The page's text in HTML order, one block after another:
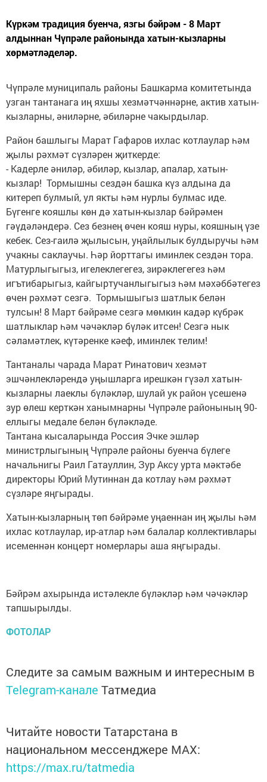
Күркәм традиция буенча, язгы бәйрәм - 8 Март
алдыннан Чүпрәле районында хатын-кызларны
хөрмәтләделәр.
Чүпрәле муниципаль районы Башкарма комитетында
узган тантанага иң яхшы хезмәтчәннәрне, актив хатын-
кызларны, әниләрне, әбиләрне чакырдылар.
Район башлыгы Марат Гафаров ихлас котлаулар һәм
җылы рәхмәт сүзләрен җиткерде:
- Кадерле әниләр, әбиләр, кызлар, апалар, хатын-
кызлар! Тормышны сездән башка күз алдына да
китереп булмый, ул якты һәм нурлы булмас иде.
Бүгенге кояшлы көн дә хатын-кызлар бәйрәмен
гәүдәләндерә. Сез безнең өчен кояш нуры, кояшның үзе
кебек. Сез-гаилә җылысын, уңайлылык булдыручы һәм
учакны саклаучы. Һәр йорттагы иминлек сездән тора.
Матурлыгыгыз, игелеклегегез, зирәклегегез һәм
игътибарыгыз, кайгыртучанлыгыгыз һәм мәхәббәтегез
өчен рәхмәт сезгә. Тормышыгыз шатлык белән
тулсын! 8 Март бәйрәме сезгә мөмкин кадәр күбрәк
шатлыклар һәм чәчәкләр бүләк итсен! Сезгә нык
сәламәтлек, күтәренке кәеф, иминлек телим!
Тантаналы чарада Марат Ринатович хезмәт
эшчәнлекләрендә уңышларга ирешкән гүзәл хатын-
кызларны лаеклы бүләкләр, шулай ук район үсешенә
зур өлеш керткән ханымнарны Чүпрәле районының 90-
еллыгы медале белән бүләкләде.
Тантана кысаларында Россия Эчке эшләр
министрлыгының Чүпрәле районы буенча бүлеге
начальнигы Раил Гатауллин, Зур Аксу урта мәктәбе
директоры Юрий Мутиннан да котлау һәм рәхмәт
сүзләре яңгырады.
Хатын-кызларның төп бәйрәме уңаеннан иң җылы һәм
ихлас котлаулар, ир-атлар һәм балалар коллективлары
исеменнән концерт номерлары аша яңгырады.
Бәйрәм ахырында истәлекле бүләкләр һәм чәчәкләр
тапшырылды.
ФОТОЛАР
Следите за самым важным и интересным в
Telegram-канале Татмедиа
Читайте новости Татарстана в
национальном мессенджере MАХ:
https://max.ru/tatmedia